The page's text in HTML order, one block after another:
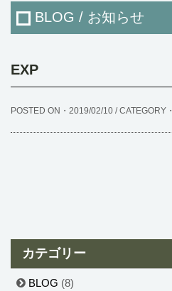
BLOG / お知らせ
EXP
POSTED ON・2019/02/10 / CATEGORY・
カテゴリー
BLOG (8)